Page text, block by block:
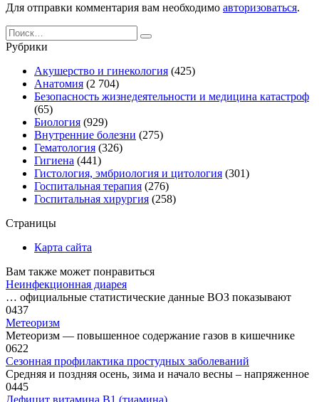
Для отправки комментария вам необходимо авторизоваться.
Search
for:
Рубрики
Акушерство и гинекология (425)
Анатомия (2 704)
Безопасность жизнедеятельности и медицина катастроф
(65)
Биология (929)
Внутренние болезни (275)
Гематология (326)
Гигиена (441)
Гистология, эмбриология и цитология (301)
Госпитальная терапия (276)
Госпитальная хирургия (258)
Страницы
Карта сайта
Вам также может понравиться
Неинфекционная диарея
… официальные статистические данные ВОЗ показывают
0437
Метеоризм
Метеоризм — повышенное содержание газов в кишечнике
0622
Сезонная профилактика простудных заболеваний
Средняя и поздняя осень, зима и начало весны – напряженное
0445
Дефицит витамина В1 (тиамина)